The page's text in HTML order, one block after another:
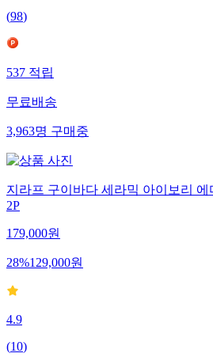
(98)
537적립
무료배송
3,963명구매중
지라프 구이바다 세라믹 아이보리
2P
179,000원
28%129,000원
4.9
(10)